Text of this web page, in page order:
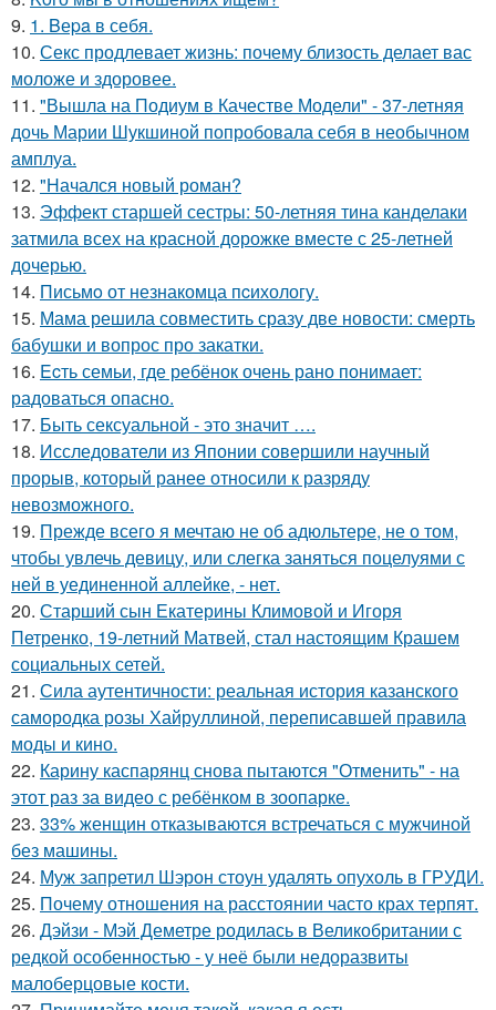
9. 1. Bеpa в себя.
10. Секс продлевает жизнь: почему близость делает вас
моложе и здоровее.
11. "Вышла на Подиум в Качестве Модели" - 37-летняя
дочь Марии Шукшиной попробовала себя в необычном
амплуа.
12. "Начался новый роман?
13. Эффект старшей сестры: 50-летняя тина канделаки
затмила всех на красной дорожке вместе с 25-летней
дочерью.
14. Письмo от незнакомца пcихологу.
15. Мама решила совместить сразу две новости: смерть
бабушки и вопрос про закатки.
16. Ecть семьи, где ребёнок очень рано понимает:
радоваться опасно.
17. Быть сексуальной - это значит ….
18. Исследователи из Японии совершили научный
прорыв, который ранее относили к разряду
невозможного.
19. Прежде всего я мечтаю не об адюльтере, не о том,
чтобы увлечь девицу, или слегка заняться поцелуями с
ней в уединенной аллейке, - нет.
20. Старший сын Екатерины Климовой и Игоря
Петренко, 19-летний Матвей, стал настоящим Крашем
социальных сетей.
21. Сила аутентичности: реальная история казанского
самородка розы Хайруллиной, переписавшей правила
моды и кино.
22. Карину каспарянц снова пытаются "Отменить" - на
этот раз за видео с ребёнком в зоопарке.
23. 33% женщин отказываются встречаться с мужчиной
без машины.
24. Муж запретил Шэрон стоун удалять опухоль в ГРУДИ.
25. Почему отношения на расстоянии часто крах терпят.
26. Дэйзи - Мэй Деметре родилась в Великобритании с
редкой особенностью - у неё были недоразвиты
малоберцовые кости.